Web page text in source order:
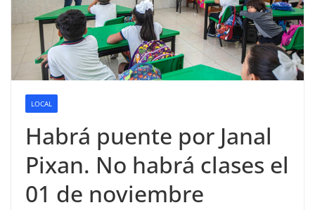
LOCAL
Habrá puente por Janal
Pixan. No habrá clases el
01 de noviembre